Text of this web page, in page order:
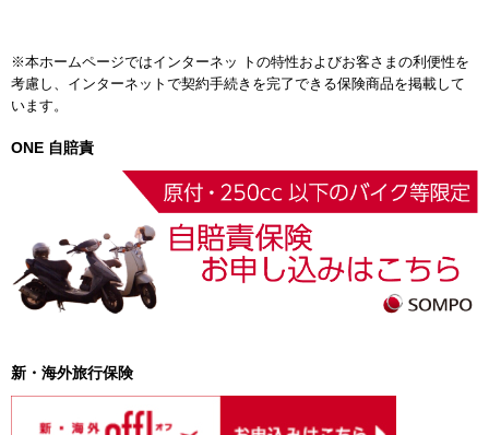
※本ホームページではインターネッ トの特性およびお客さまの利便性を
考慮し、インターネットで契約手続きを完了できる保険商品を掲載して
います。
ONE 自賠責
新・海外旅行保険